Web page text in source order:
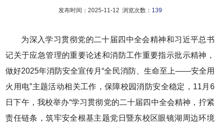
发布时间：2025-11-12 浏览次数： 139
为深入学习贯彻党的二十届四中全会精神和习近平总书
记关于应急管理的重要论述和消防工作重要指示批示精神，
做好2025年消防安全宣传月“全民消防、生命至上——安全用
火用电”主题活动相关工作，保障校园消防安全稳定，11月6
日下午，我校举办“学习贯彻党的二十届四中全会精神，拧紧
责任链条，筑牢安全根基主题党日暨东校区眼镜湖周边环境